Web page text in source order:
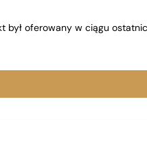
był oferowany w ciągu